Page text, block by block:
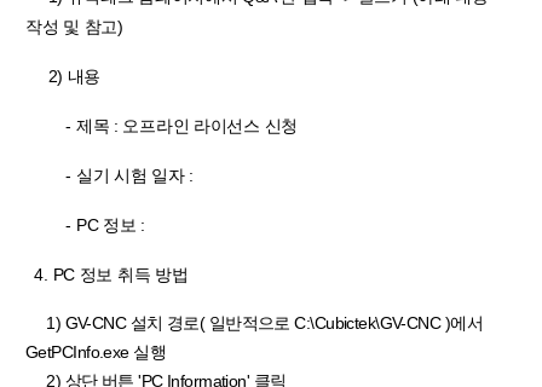
작성 및 참고)
2) 내용
- 제목 : 오프라인 라이선스 신청
- 실기 시험 일자 :
- PC 정보 :
4. PC 정보 취득 방법
1) GV-CNC 설치 경로( 일반적으로 C:\Cubictek\GV-CNC )에서
GetPCInfo.exe 실행
2) 상단 버튼 'PC Information' 클릭